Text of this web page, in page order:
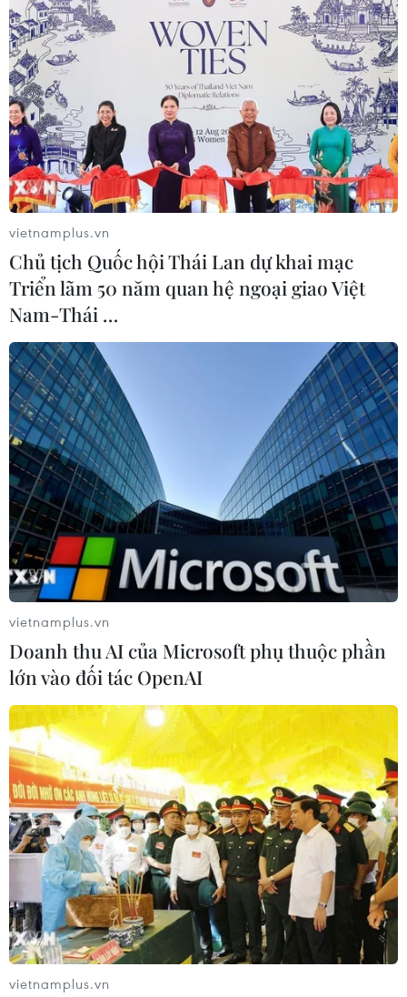
vietnamplus.vn
Chủ tịch Quốc hội Thái Lan dự khai mạc
Triển lãm 50 năm quan hệ ngoại giao Việt
Nam-Thái …
vietnamplus.vn
Doanh thu AI của Microsoft phụ thuộc phần
lớn vào đối tác OpenAI
vietnamplus.vn